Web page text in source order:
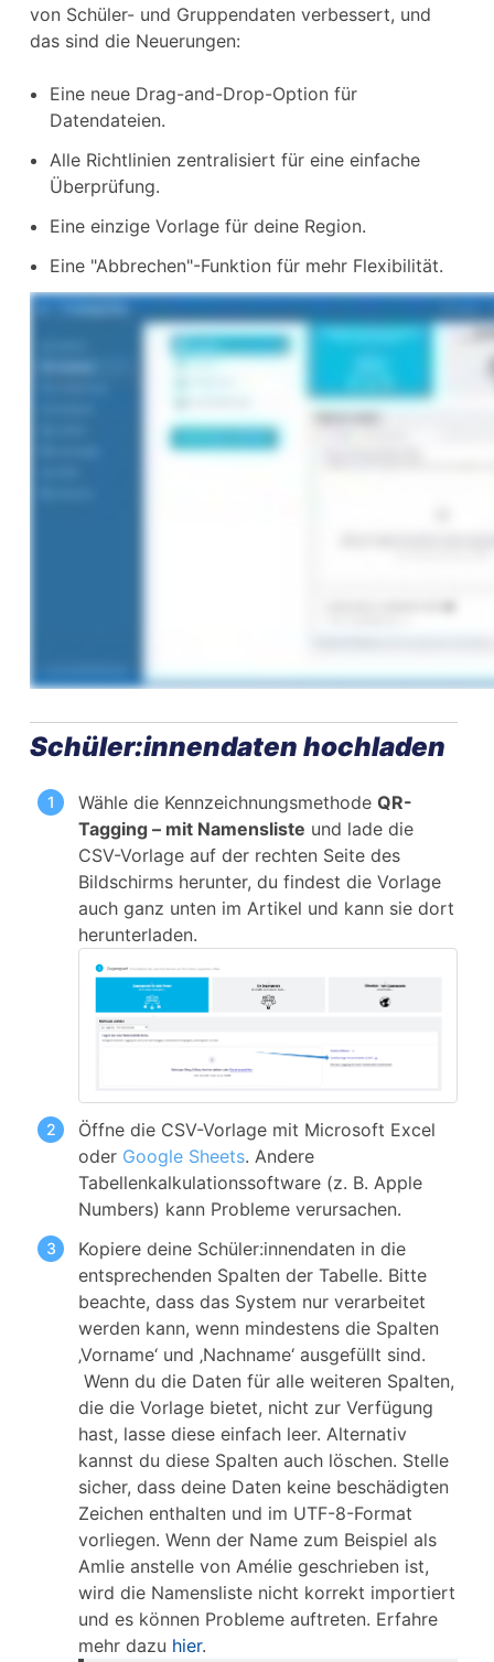
von Schüler- und Gruppendaten verbessert, und
das sind die Neuerungen:
Eine neue Drag-and-Drop-Option für
Datendateien.
Alle Richtlinien zentralisiert für eine einfache
Überprüfung.
Eine einzige Vorlage für deine Region.
Eine "Abbrechen"-Funktion für mehr Flexibilität.
Schüler:innendaten hochladen
Wähle die Kennzeichnungsmethode QR-
Tagging – mit Namensliste und lade die
CSV-Vorlage auf der rechten Seite des
Bildschirms herunter, du findest die Vorlage
auch ganz unten im Artikel und kann sie dort
herunterladen.
Öffne die CSV-Vorlage mit Microsoft Excel
oder Google Sheets. Andere
Tabellenkalkulationssoftware (z. B. Apple
Numbers) kann Probleme verursachen.
Kopiere deine Schüler:innendaten in die
entsprechenden Spalten der Tabelle. Bitte
beachte, dass das System nur verarbeitet
werden kann, wenn mindestens die Spalten
‚Vorname‘ und ‚Nachname‘ ausgefüllt sind.
Wenn du die Daten für alle weiteren Spalten,
die die Vorlage bietet, nicht zur Verfügung
hast, lasse diese einfach leer. Alternativ
kannst du diese Spalten auch löschen. Stelle
sicher, dass deine Daten keine beschädigten
Zeichen enthalten und im UTF-8-Format
vorliegen. Wenn der Name zum Beispiel als
Amlie anstelle von Amélie geschrieben ist,
wird die Namensliste nicht korrekt importiert
und es können Probleme auftreten. Erfahre
mehr dazu hier.